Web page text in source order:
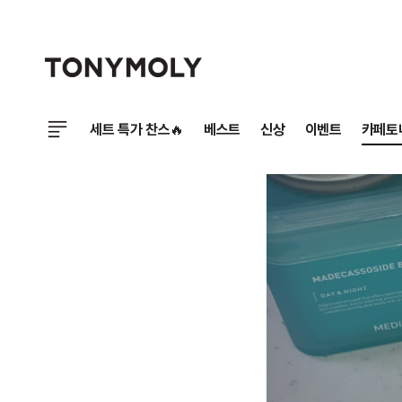
세트 특가 찬스🔥 베스트 신상 이벤트 카페토